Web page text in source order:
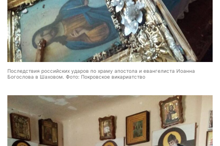
Последствия российских ударов по храму апостола и евангелиста Иоанна
Богослова в Шаховом. Фото: Покровское викариатство